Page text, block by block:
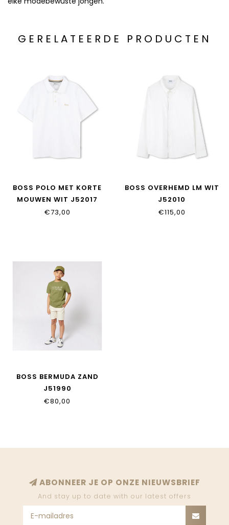
GERELATEERDE PRODUCTEN
BOSS POLO MET KORTE
MOUWEN WIT J52017
€73,00
BOSS OVERHEMD LM WIT
J52010
€115,00
BOSS BERMUDA ZAND
J51990
€80,00
ABONNEER JE OP ONZE NIEUWSBRIEF
And stay up to date with our latest offers